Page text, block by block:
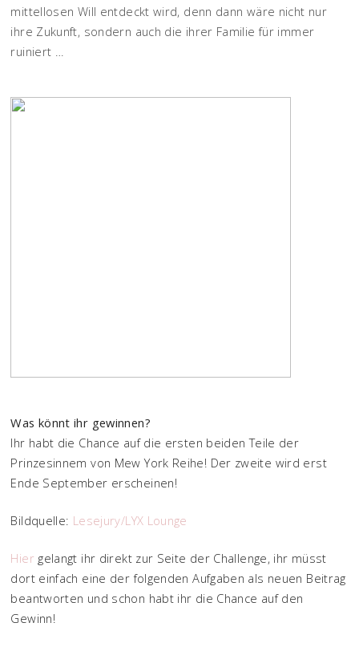
mittellosen Will entdeckt wird, denn dann wäre nicht nur
ihre Zukunft, sondern auch die ihrer Familie für immer
ruiniert …
Was könnt ihr gewinnen?
Ihr habt die Chance auf die ersten beiden Teile der
Prinzesinnem von Mew York Reihe! Der zweite wird erst
Ende September erscheinen!
Bildquelle: Lesejury/LYX Lounge
Hier gelangt ihr direkt zur Seite der Challenge, ihr müsst
dort einfach eine der folgenden Aufgaben als neuen Beitrag
beantworten und schon habt ihr die Chance auf den
Gewinn!